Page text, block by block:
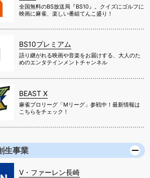
全国無料のBS放送局『BS10』。クイズにゴルフに
映画に麻雀、楽しい番組てんこ盛り！
BS10プレミアム
語り継がれる映画や音楽をお届けする、大人のた
めのエンタテインメントチャンネル
BEAST X
麻雀プロリーグ「Mリーグ」参戦中！最新情報は
こちらをチェック！
生事業
V・ファーレン長崎